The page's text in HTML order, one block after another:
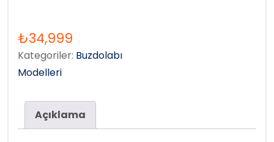
₺34,999
Kategoriler: Buzdolabı
Modelleri
Açıklama